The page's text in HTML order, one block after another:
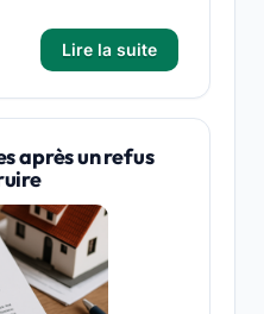
Lire la suite
après un refus